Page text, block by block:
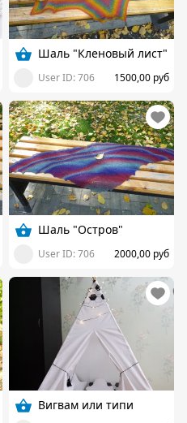
Шаль "Кленовый лист"
User ID: 706 1500,00 руб
Шаль "Остров"
User ID: 706 2000,00 руб
Вигвам или типи